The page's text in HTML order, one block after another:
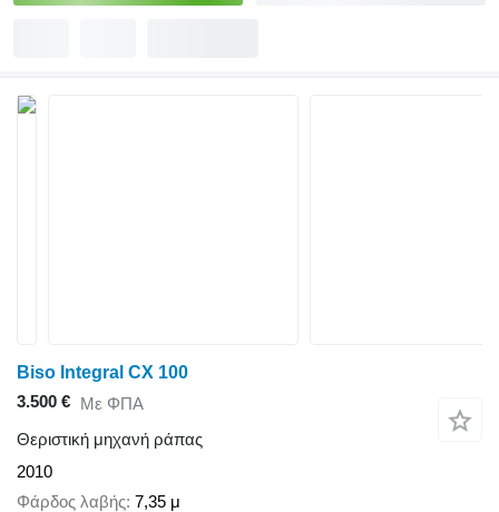
Biso Integral CX 100
3.500 € Με ΦΠΑ
Θεριστική μηχανή ράπας
2010
Φάρδος λαβής 7,35 μ